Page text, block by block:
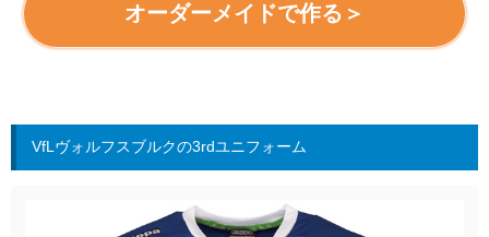
オーダーメイドで作る＞
VfLヴォルフスブルクの3rdユニフォーム